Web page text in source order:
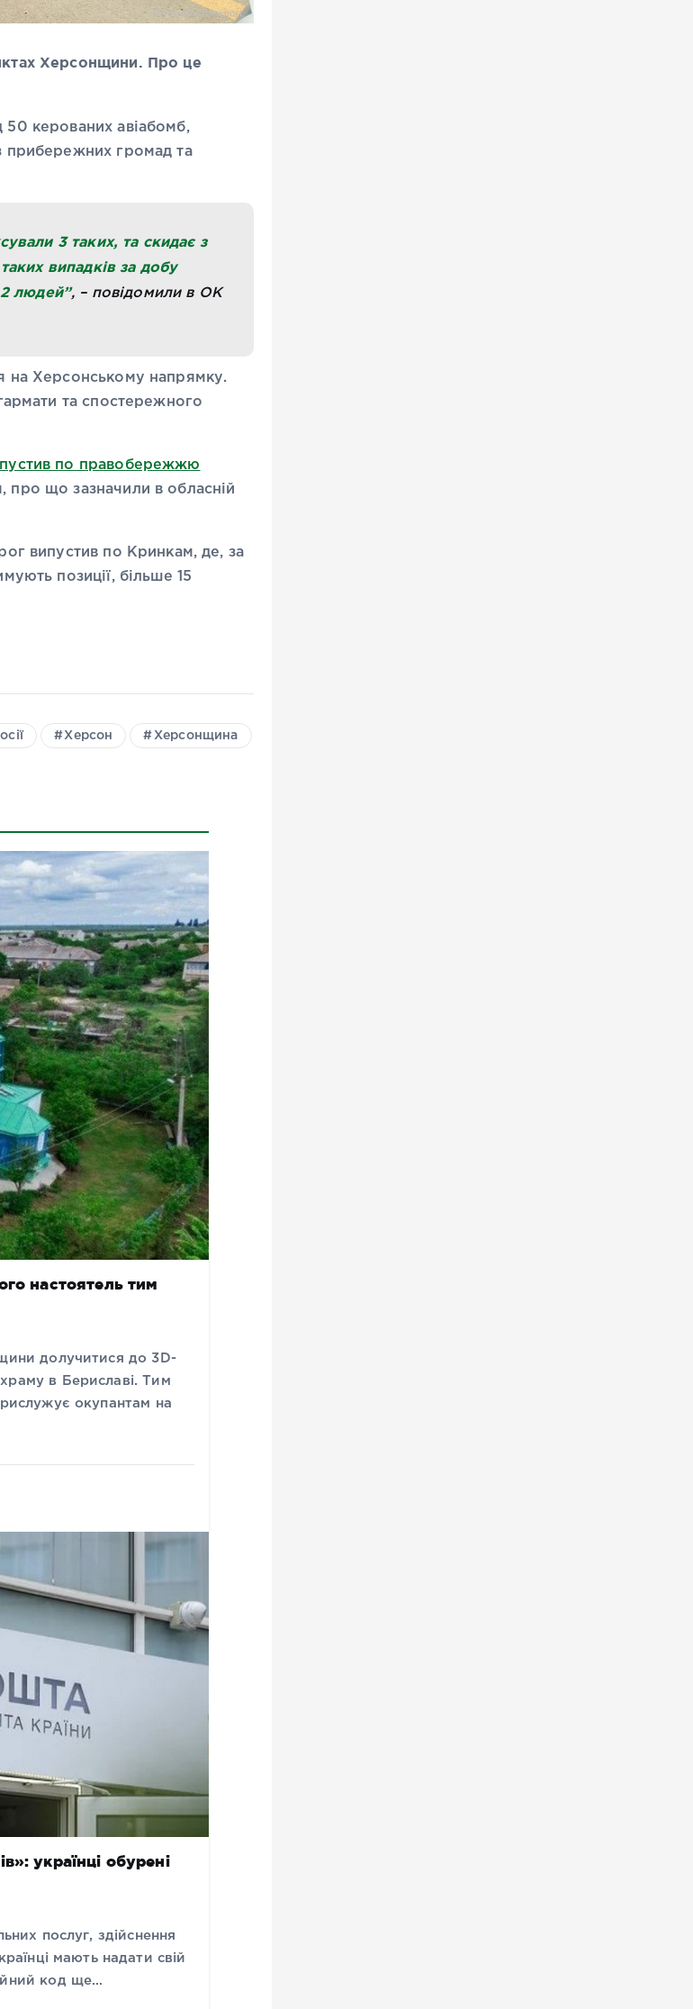
Херсонщини. Про це
50 керованих авіабомб,
прибережних громад та
3 таких, та скидає з
випадків за добу
людей”, – повідомили в ОК
на Херсонському напрямку.
та спостережного
по правобережжю
про що зазначили в обласній
випустив по Кринкам, де, за
позиції, більше 15
Херсон Херсонщина
настоятель тим
долучитися до 3D-
в Бериславі. Тим
окупантам на
українці обурені
послуг, здійснення
мають надати свій
код ще…